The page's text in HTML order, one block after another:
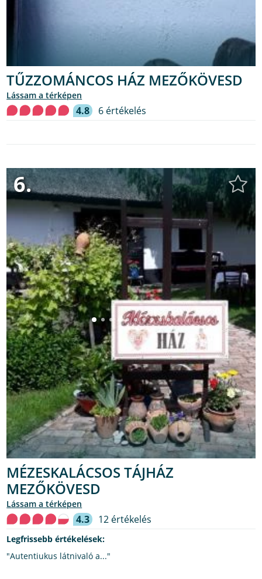
TŰZZOMÁNCOS HÁZ MEZŐKÖVESD
lássam a térképen
4.8 6 értékelés
6.
MÉZESKALÁCSOS TÁJHÁZ
MEZŐKÖVESD
lássam a térképen
4.3 12 értékelés
Legfrissebb értékelések:
"Autentiukus látnivaló a..."